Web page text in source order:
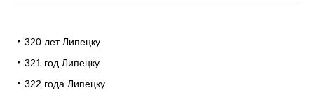
320 лет Липецку
321 год Липецку
322 года Липецку